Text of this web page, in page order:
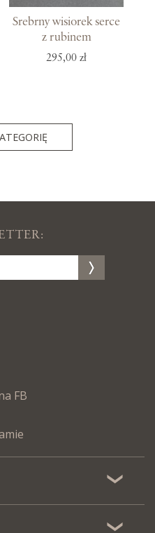
Srebrny wisiorek serce
z rubinem
295,00 zł
FB